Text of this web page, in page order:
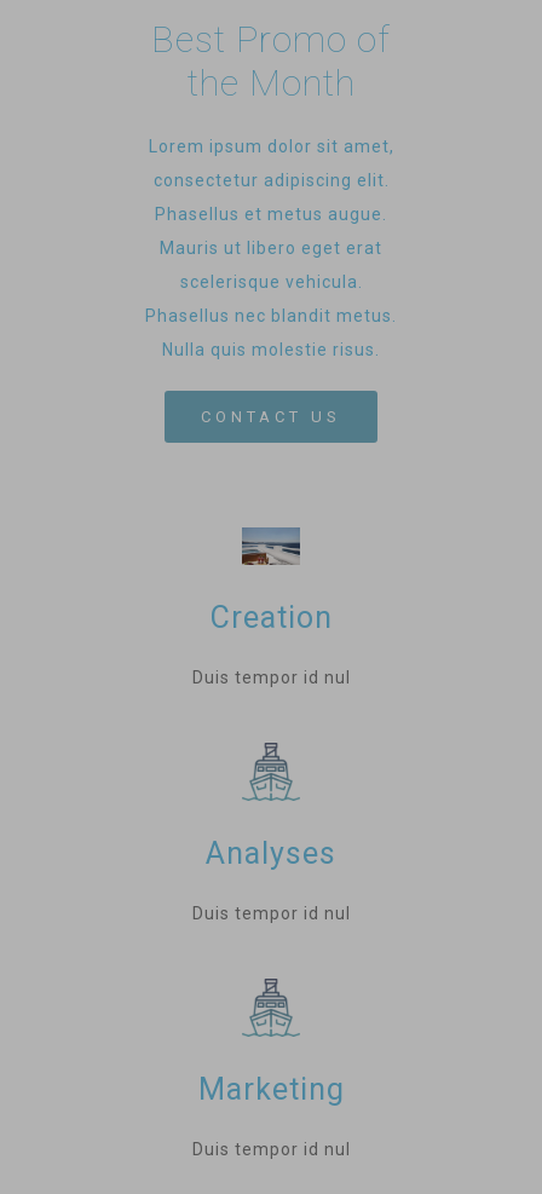
Best Promo of
the Month
Lorem ipsum dolor sit amet,
consectetur adipiscing elit.
Phasellus et metus augue.
Mauris ut libero eget erat
scelerisque vehicula.
Phasellus nec blandit metus.
Nulla quis molestie risus.
CONTACT US
Creation
Duis tempor id nul
Analyses
Duis tempor id nul
Marketing
Duis tempor id nul